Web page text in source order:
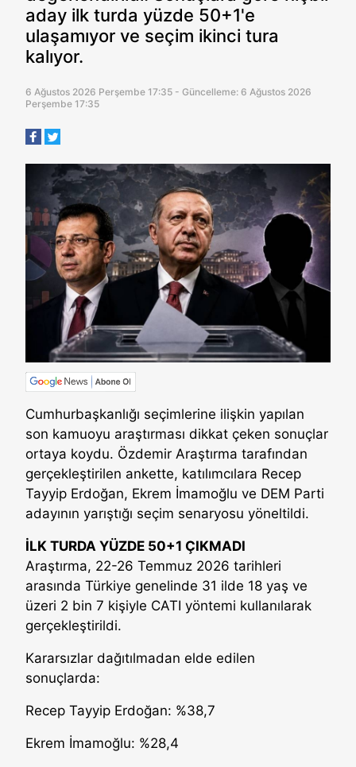
aday ilk turda yüzde 50+1'e
ulaşamıyor ve seçim ikinci tura
kalıyor.
6 Ağustos 2026 Perşembe 17:35 - Güncelleme: 6 Ağustos 2026
Perşembe 17:35
Cumhurbaşkanlığı seçimlerine ilişkin yapılan
son kamuoyu araştırması dikkat çeken sonuçlar
ortaya koydu. Özdemir Araştırma tarafından
gerçekleştirilen ankette, katılımcılara Recep
Tayyip Erdoğan, Ekrem İmamoğlu ve DEM Parti
adayının yarıştığı seçim senaryosu yöneltildi.
İLK TURDA YÜZDE 50+1 ÇIKMADI
Araştırma, 22-26 Temmuz 2026 tarihleri
arasında Türkiye genelinde 31 ilde 18 yaş ve
üzeri 2 bin 7 kişiyle CATI yöntemi kullanılarak
gerçekleştirildi.
Kararsızlar dağıtılmadan elde edilen
sonuçlarda:
Recep Tayyip Erdoğan: %38,7
Ekrem İmamoğlu: %28,4